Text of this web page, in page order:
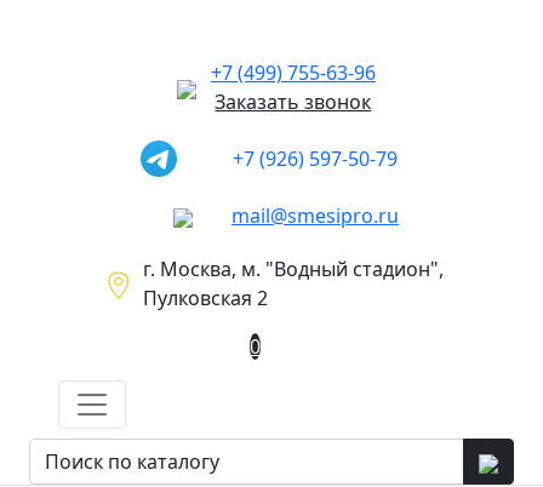
+7 (499) 755-63-96
Заказать звонок
+7 (926) 597-50-79
mail@smesipro.ru
г. Москва, м. "Водный стадион",
Пулковская 2
0